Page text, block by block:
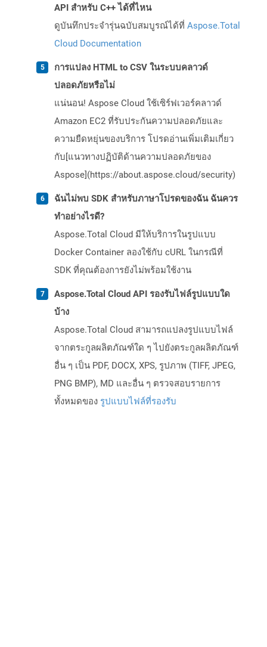
API สำหรับ C++ ได้ที่ไหน
ดูบันทึกประจำรุ่นฉบับสมบูรณ์ได้ที่ Aspose.Total
Cloud Documentation
การแปลง HTML to CSV ในระบบคลาวด์
ปลอดภัยหรือไม่
แน่นอน! Aspose Cloud ใช้เซิร์ฟเวอร์คลาวด์
Amazon EC2 ที่รับประกันความปลอดภัยและ
ความยืดหยุ่นของบริการ โปรดอ่านเพิ่มเติมเกี่ยว
กับ[แนวทางปฏิบัติด้านความปลอดภัยของ
Aspose](https://about.aspose.cloud/security)
ฉันไม่พบ SDK สำหรับภาษาโปรดของฉัน ฉันควร
ทำอย่างไรดี?
Aspose.Total Cloud มีให้บริการในรูปแบบ
Docker Container ลองใช้กับ cURL ในกรณีที่
SDK ที่คุณต้องการยังไม่พร้อมใช้งาน
Aspose.Total Cloud API รองรับไฟล์รูปแบบใด
บ้าง
Aspose.Total Cloud สามารถแปลงรูปแบบไฟล์
จากตระกูลผลิตภัณฑ์ใด ๆ ไปยังตระกูลผลิตภัณฑ์
อื่น ๆ เป็น PDF, DOCX, XPS, รูปภาพ (TIFF, JPEG,
PNG BMP), MD และอื่น ๆ ตรวจสอบรายการ
ทั้งหมดของ รูปแบบไฟล์ที่รองรับ